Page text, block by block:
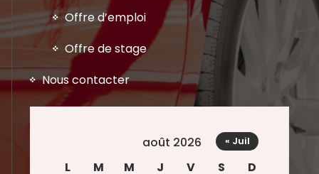
Offre d’emploi
Offre de stage
Nous contacter
août 2026
L
M M J V S D
« Juil